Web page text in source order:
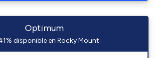
Optimum
disponible en Rocky Mount